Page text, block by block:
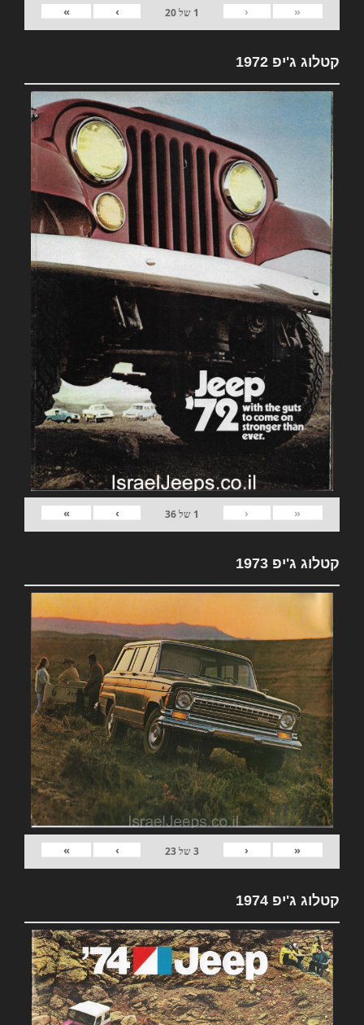
«
‹
1 של20
›
»
קטלוג ג'יפ 1972
«
‹
1 של36
›
»
קטלוג ג'יפ 1973
«
‹
3של23
›
»
קטלוג ג'יפ 1974